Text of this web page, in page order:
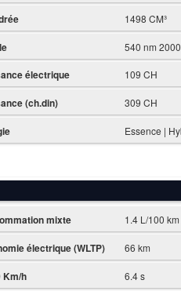
1498 CM³
540 nm
électrique 109 CH
(ch.din) 309 CH
Essence |
mixte 1.4 L/100 km
électrique (WLTP) 66 km
Km/h 6.4 s